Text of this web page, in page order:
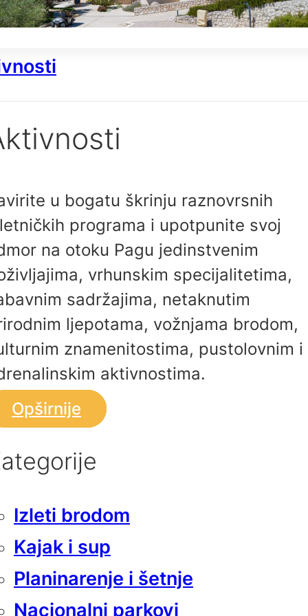
u bogatu škrinju raznovrsnih
programa i upotpunite svoj
na otoku Pagu jedinstvenim
vrhunskim specijalitetima,
sadržajima, netaknutim
ljepotama, vožnjama brodom,
znamenitostima, pustolovnim i
aktivnostima.
Opširnije
Izleti brodom
Kajak i sup
Planinarenje i šetnje
Nacionalni parkovi